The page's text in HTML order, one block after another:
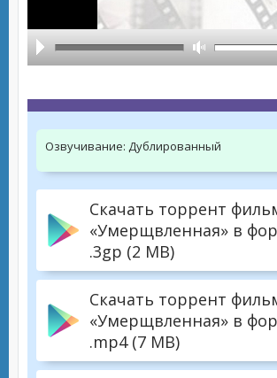
Озвучивание: Дублированный
Скачать торрент
«Умерщвленная» в
.3gp (2 MB)
Скачать торрент
«Умерщвленная» в
.mp4 (7 MB)